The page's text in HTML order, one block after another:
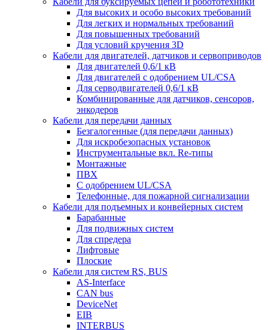
Для высоких и особо высоких требований
Для легких и нормальных требований
Для повышенных требований
Для условий кручения 3D
Кабели для двигателей, датчиков и сервоприводов
Для двигателей 0,6/1 кВ
Для двигателей с одобрением UL/CSA
Для серводвигателей 0,6/1 кВ
Комбинированные для датчиков, cенсоров,
энкодеров
Кабели для передачи данных
Безгалогенные (для передачи данных)
Для искробезопасных установок
Инструментальные вкл. Re-типы
Монтажные
ПВХ
С одобрением UL/CSA
Телефонные, для пожарной сигнализации
Кабели для подъемных и конвейерных систем
Барабанные
Для подвижных систем
Для спредера
Лифтовые
Плоские
Кабели для систем RS, BUS
AS-Interface
CAN bus
DeviceNet
EIB
INTERBUS